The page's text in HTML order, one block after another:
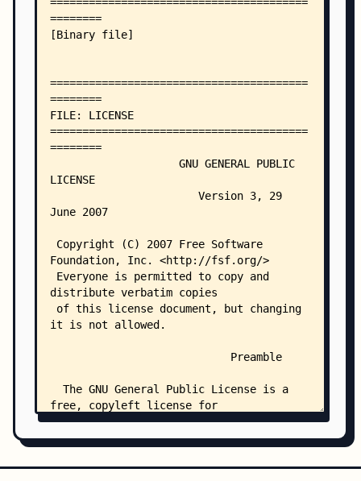
    │   └── www.shicimingju.com.json
    └── src/
            │   └── com/
            │       └── gs/
            │           └── spider/
            │               ├── controller/
│               │   ├──
│               │   ├──
            │               │   ├── commons/
            │               │   │   ├── spider/
│               │   │   │   └──
│               │   │   │   └──
            │               │   │   └── webpage/
│               │   │       └──
            │               │   ├── home/
│               │   │   └──
            │               │   └── panel/
│               │           └──
│               │   ├──
│               │   ├──
│               │   ├──
│               │   ├──
            │               │   ├── IDAO.java